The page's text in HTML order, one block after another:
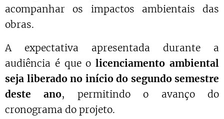
acompanhar os impactos ambientais das
obras.
A expectativa apresentada durante a
audiência é que olicenciamento ambiental
seja liberado no início do segundo semestre
deste ano, permitindo o avanço do
cronograma do projeto.